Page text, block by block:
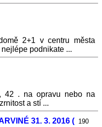
2+1 v centru města
podnikate ...
42 . na opravu nebo na
a stí ...
31. 3. 2016 ( 190